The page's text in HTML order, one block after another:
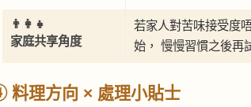
👨‍👩‍👧
家庭共享角度
若家人對苦味接受度
始， 慢慢習慣之後再
料理方向 × 處理小貼士